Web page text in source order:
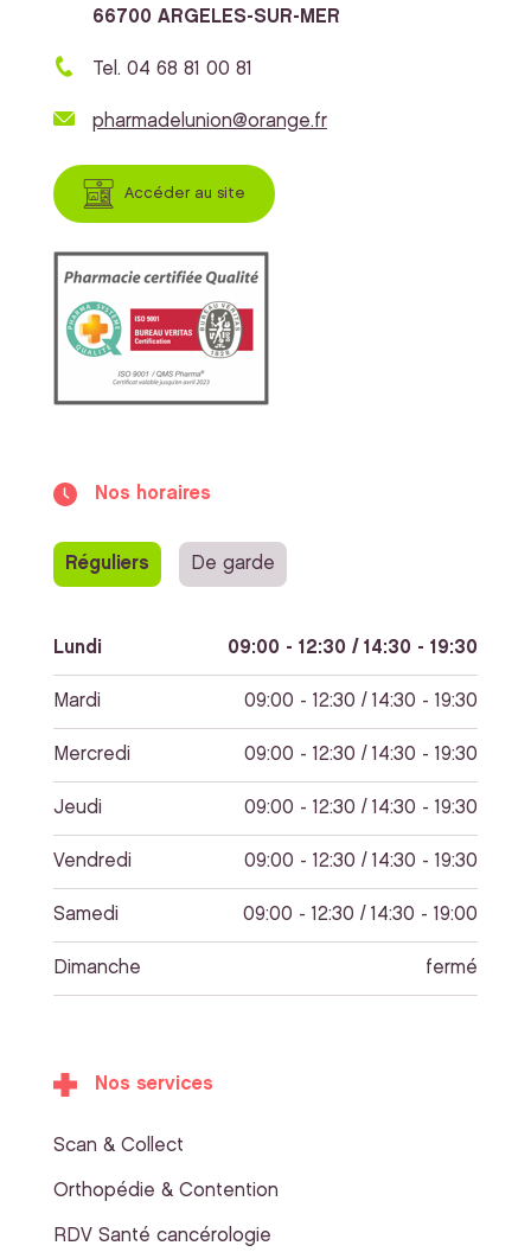
66700 ARGELES-SUR-MER
Tel. 04 68 81 00 81
pharmadelunion@orange.fr
Accéder au site
Nos horaires
Réguliers De garde
Lundi 09:00 - 12:30 / 14:30 - 19:30
Mardi 09:00 - 12:30 / 14:30 - 19:30
Mercredi 09:00 - 12:30 / 14:30 - 19:30
Jeudi 09:00 - 12:30 / 14:30 - 19:30
Vendredi 09:00 - 12:30 / 14:30 - 19:30
Samedi 09:00 - 12:30 / 14:30 - 19:00
Dimanche fermé
Nos services
Scan & Collect
Orthopédie & Contention
RDV Santé cancérologie